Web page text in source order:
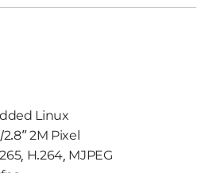
Linux
2M Pixel
H.264, MJPEG